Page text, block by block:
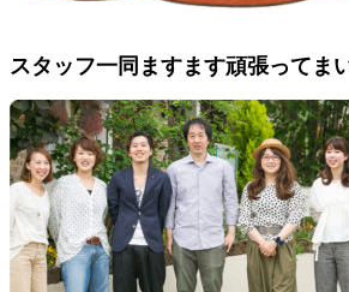
スタッフ一同ますます頑張ってま